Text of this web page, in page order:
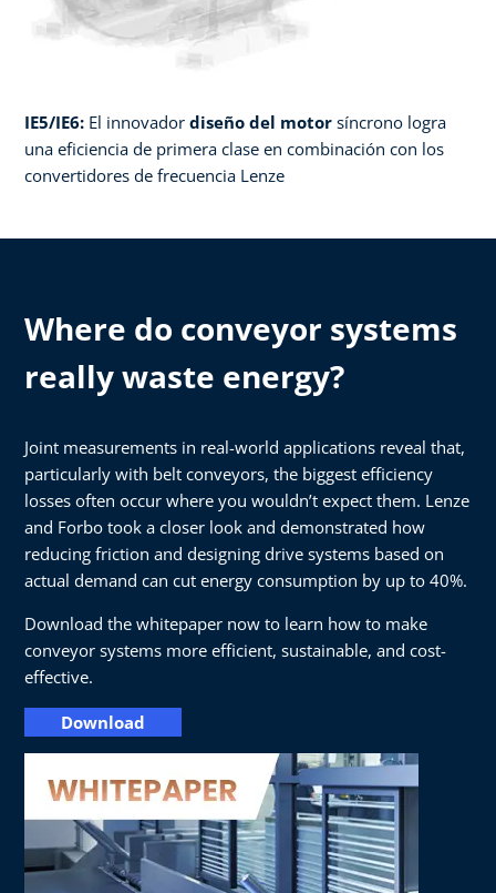
IE5/IE6: El innovador diseño del motor síncrono logra
una eficiencia de primera clase en combinación con los
convertidores de frecuencia Lenze
Where do conveyor systems
really waste energy?
Joint measurements in real-world applications reveal that,
particularly with belt conveyors, the biggest efficiency
losses often occur where you wouldn’t expect them. Lenze
and Forbo took a closer look and demonstrated how
reducing friction and designing drive systems based on
actual demand can cut energy consumption by up to 40%.
Download the whitepaper now to learn how to make
conveyor systems more efficient, sustainable, and cost-
effective.
Download